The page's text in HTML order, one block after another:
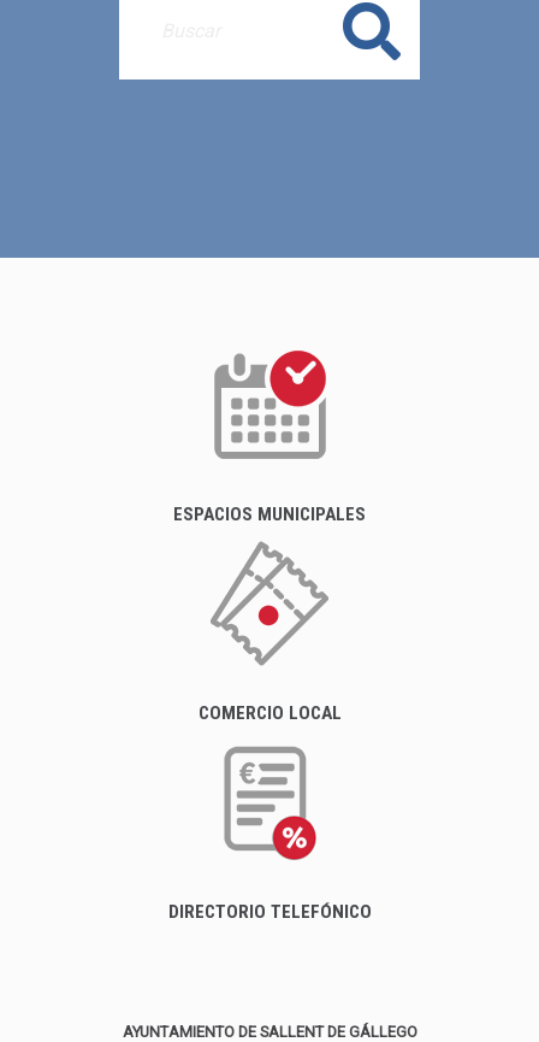
Buscar
ESPACIOS MUNICIPALES
COMERCIO LOCAL
DIRECTORIO TELEFÓNICO
AYUNTAMIENTO DE SALLENT DE GÁLLEGO